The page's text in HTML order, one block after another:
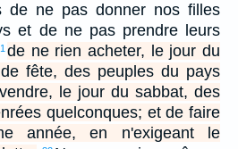
de ne pas donner nos filles
et de ne pas prendre leurs
de ne rien acheter, le jour du
fête, des peuples du pays
le jour du sabbat, des
quelconques; et de faire
année, en n'exigeant le